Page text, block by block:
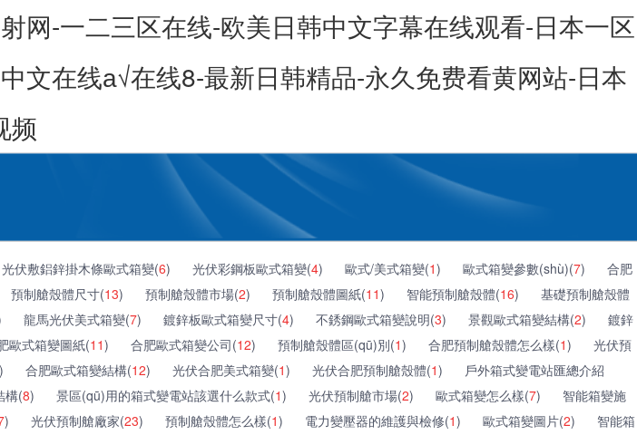
网-一二三区在线-欧美日韩中文字幕在线观看-日本一区
文在线а√在线8-最新日韩精品-永久免费看黄网站-日本
频
光伏敷鋁鋅掛木條歐式箱變(6) 光伏彩鋼板歐式箱變(4) 歐式/美式箱變(1) 歐式箱變參數(shù)(7)
合肥
預制艙殼體尺寸(13) 預制艙殼體市場(2) 預制艙殼體圖紙(11) 智能預制艙殼體(16)
基礎預制艙殼體
龍馬光伏美式箱變(7) 鍍鋅板歐式箱變尺寸(4) 不銹鋼歐式箱變說明(3) 景觀歐式箱變結構(2)
鍍鋅
歐式箱變圖紙(11) 合肥歐式箱變公司(12) 預制艙殼體區(qū)別(1) 合肥預制艙殼體怎么樣(1)
光伏預
) 合肥歐式箱變結構(12) 光伏合肥美式箱變(1) 光伏合肥預制艙殼體(1)
戶外箱式變電站匯總介紹
構(8) 景區(qū)用的箱式變電站該選什么款式(1) 光伏預制艙市場(2) 歐式箱變怎么樣(7)
智能箱變施
) 光伏預制艙廠家(23) 預制艙殼體怎么樣(1) 電力變壓器的維護與檢修(1) 歐式箱變圖片(2)
智能箱